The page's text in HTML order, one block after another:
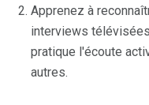
Apprenez à
interviews
pratique l'écoute
autres.